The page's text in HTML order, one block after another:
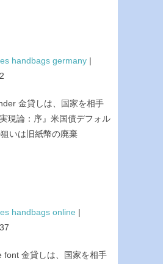
handbags germany |
金貸しは、国家を相手
現論：序』米国債デフォル
いは旧紙幣の廃棄
handbags online |
font 金貸しは、国家を相手